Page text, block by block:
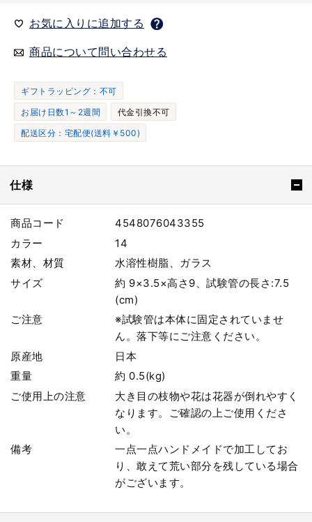
お気に入りに追加する
商品について問い合わせる
ギフトラッピング：不可
お届け日数1～2週間
代金引換不可
配送区分：宅配便(送料￥500)
仕様
商品コード
4548076043355
カラー
14
素材、材質
水溶性樹脂、ガラス
サイズ
約 9×3.5×高さ9、試験管の長さ:7.5
(cm)
ご注意
※試験管は本体に固定されていませ
ん。落下等にご注意ください。
原産地
日本
重量
約 0.5(kg)
ご使用上の注意
大き目の枝物や花は花器が倒れやすく
なります。ご確認の上ご使用くださ
い。
備考
一点一点ハンドメイドで加工してお
り、敢えて荒い部分を残している場合
がございます。